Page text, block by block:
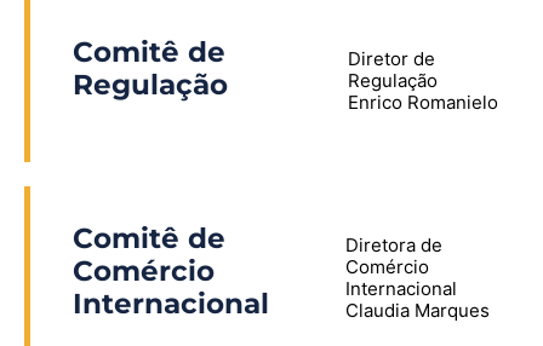
Comitê de
Regulação
Diretor de
Regulação
Enrico Romanielo
Comitê de
Comércio
Internacional
Diretora de
Comércio
Internacional
Claudia Marques